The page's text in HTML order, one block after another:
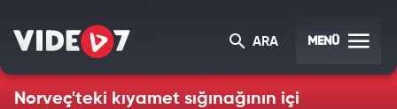
ARA MENÜ
Norveç'teki kıyamet sığınağının içi